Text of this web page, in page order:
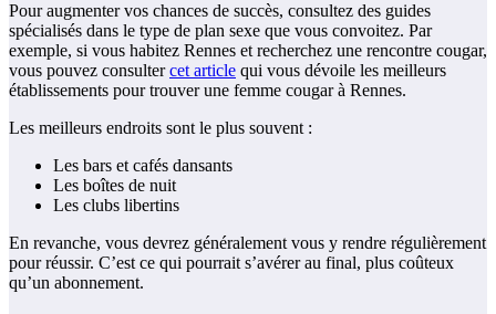
Pour augmenter vos chances de succès, consultez des guides
spécialisés dans le type de plan sexe que vous convoitez. Par
exemple, si vous habitez Rennes et recherchez une rencontre cougar,
vous pouvez consultercet article qui vous dévoile les meilleurs
établissements pour trouver une femme cougar à Rennes.
Les meilleurs endroits sont le plus souvent :
Les bars et cafés dansants
Les boîtes de nuit
Les clubs libertins
En revanche, vous devrez généralement vous y rendre régulièrement
pour réussir. C’est ce qui pourrait s’avérer au final, plus coûteux
qu’un abonnement.